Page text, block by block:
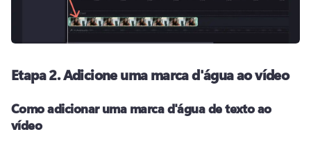
Etapa 2.Adicione uma marca d'água ao vídeo
Como adicionar uma marca d'água de texto ao
vídeo